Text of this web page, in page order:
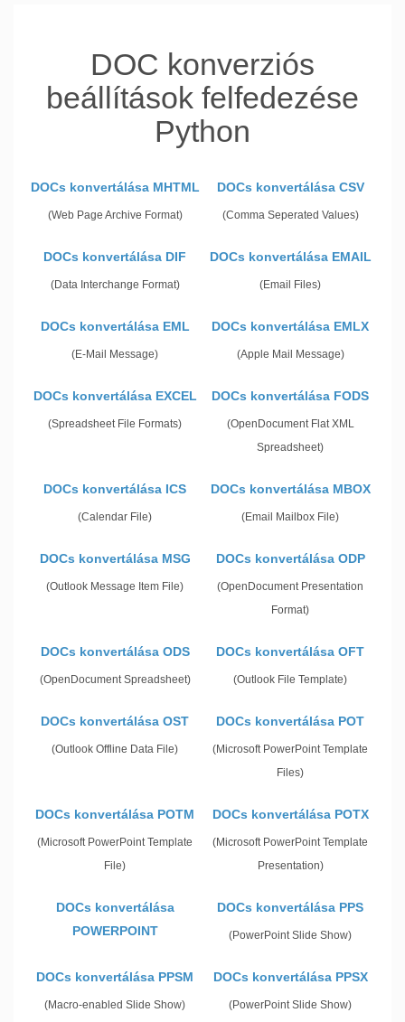
DOC konverziós
beállítások felfedezése
Python
DOCs konvertálása MHTML
(Web Page Archive Format)
DOCs konvertálása CSV
(Comma Seperated Values)
DOCs konvertálása DIF
(Data Interchange Format)
DOCs konvertálása EMAIL
(Email Files)
DOCs konvertálása EML
(E-Mail Message)
DOCs konvertálása EMLX
(Apple Mail Message)
DOCs konvertálása EXCEL
(Spreadsheet File Formats)
DOCs konvertálása FODS
(OpenDocument Flat XML
Spreadsheet)
DOCs konvertálása ICS
(Calendar File)
DOCs konvertálása MBOX
(Email Mailbox File)
DOCs konvertálása MSG
(Outlook Message Item File)
DOCs konvertálása ODP
(OpenDocument Presentation
Format)
DOCs konvertálása ODS
(OpenDocument Spreadsheet)
DOCs konvertálása OFT
(Outlook File Template)
DOCs konvertálása OST
(Outlook Offline Data File)
DOCs konvertálása POT
(Microsoft PowerPoint Template
Files)
DOCs konvertálása POTM
(Microsoft PowerPoint Template
File)
DOCs konvertálása POTX
(Microsoft PowerPoint Template
Presentation)
DOCs konvertálása
POWERPOINT
DOCs konvertálása PPS
(PowerPoint Slide Show)
DOCs konvertálása PPSM
(Macro-enabled Slide Show)
DOCs konvertálása PPSX
(PowerPoint Slide Show)